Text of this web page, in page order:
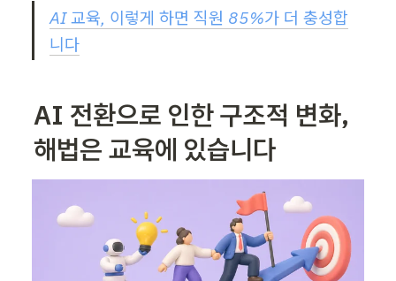
AI 교육, 이렇게 하면 직원 85%가 더 충성합
니다
AI 전환으로 인한 구조적 변화,
해법은 교육에 있습니다